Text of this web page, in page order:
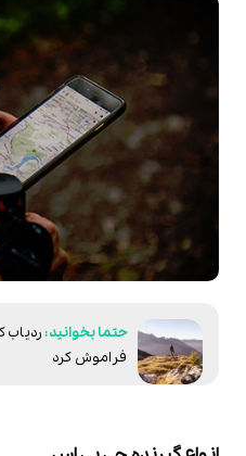
ردیاب
فراموش کرد